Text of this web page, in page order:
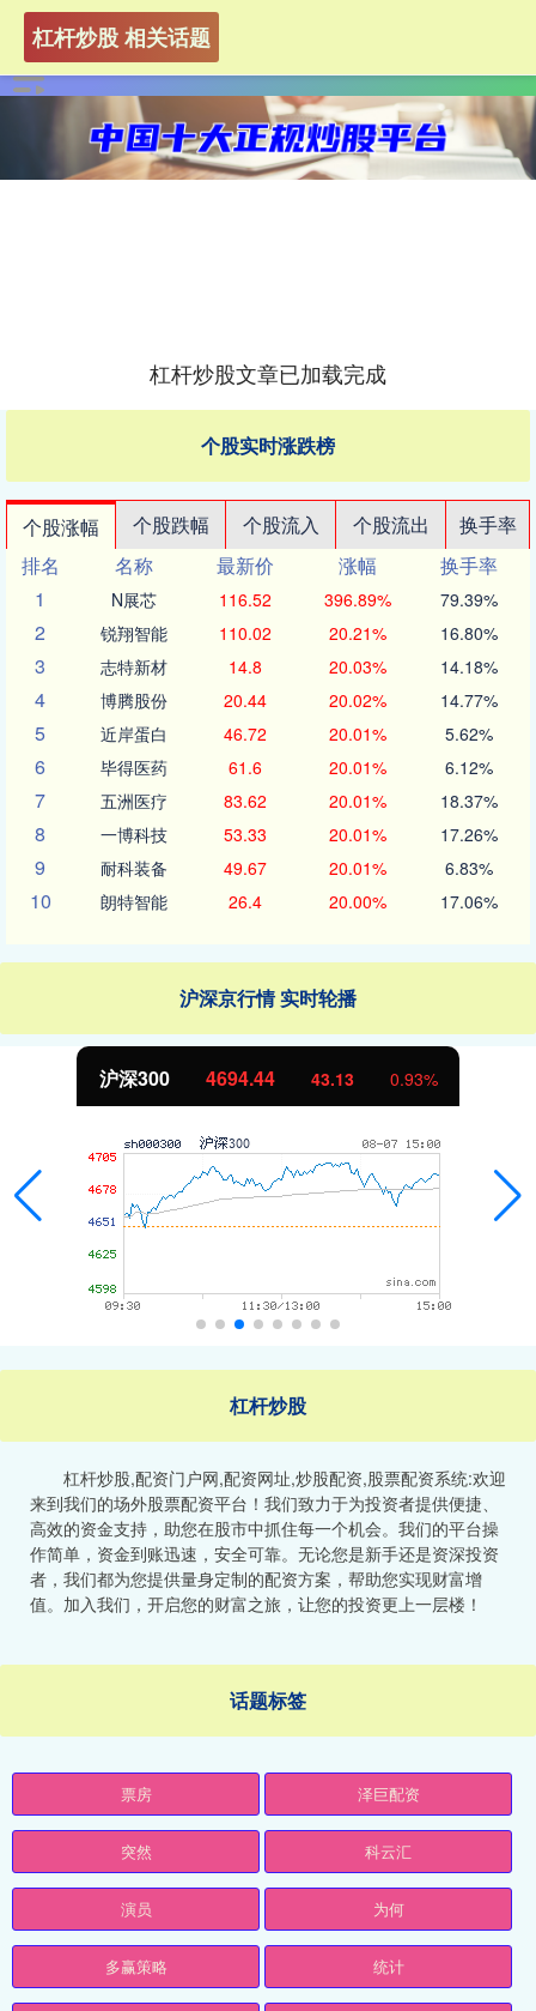
杠杆炒股 相关话题
杠杆炒股文章已加载完成
个股实时涨跌榜
个股涨幅 个股跌幅 个股流入 个股流出
换手率
排名
名称 最新价 涨幅
换手率
1
N展芯 116.52 396.89% 79.39%
2 锐翔智能 110.02 20.21% 16.80%
3 志特新材 14.8 20.03% 14.18%
4 博腾股份 20.44 20.02% 14.77%
5 近岸蛋白 46.72 20.01% 5.62%
6 毕得医药 61.6 20.01% 6.12%
7 五洲医疗 83.62 20.01% 18.37%
8 一博科技 53.33 20.01% 17.26%
9 耐科装备 49.67 20.01% 6.83%
10 朗特智能 26.4 20.00% 17.06%
沪深京行情 实时轮播
北证50 1134.24 11.37 1.01%
杠杆炒股
杠杆炒股,配资门户网,配资网址,炒股配资,股票配资系统:欢迎
来到我们的场外股票配资平台！我们致力于为投资者提供便捷、
高效的资金支持，助您在股市中抓住每一个机会。我们的平台操
作简单，资金到账迅速，安全可靠。无论您是新手还是资深投资
者，我们都为您提供量身定制的配资方案，帮助您实现财富增
值。加入我们，开启您的财富之旅，让您的投资更上一层楼！
话题标签
票房 泽巨配资
突然 科云汇
演员 为何
多赢策略 统计